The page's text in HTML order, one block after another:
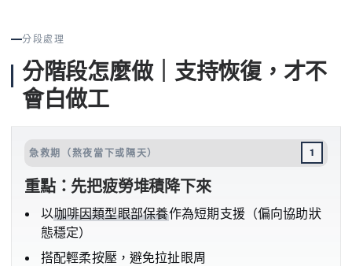
分段處理
分階段怎麼做｜支持恢復，才不
會白做工
急救期（熬夜當下或隔天） 1
重點：先把疲勞堆積降下來
以咖啡因類型眼部保養作為短期支援（偏向協助狀
態穩定）
搭配輕柔按壓，避免拉扯眼周